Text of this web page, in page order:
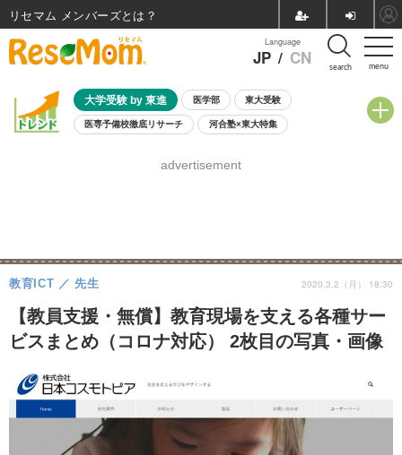
menu
Language
JP / CN search
大学受験 by 東進 医学部 東大受験
医専予備校徹底リサーチ 河合塾×東大特集
8月開催学校説明会・相談会
advertisement
【教員支援・無償】教育現場を支える各種サー
ビスまとめ（コロナ対応） 2枚目の写真・画像
教育ICT 先生 2020.3.2（月） 18:30
リセマム メンバーズ